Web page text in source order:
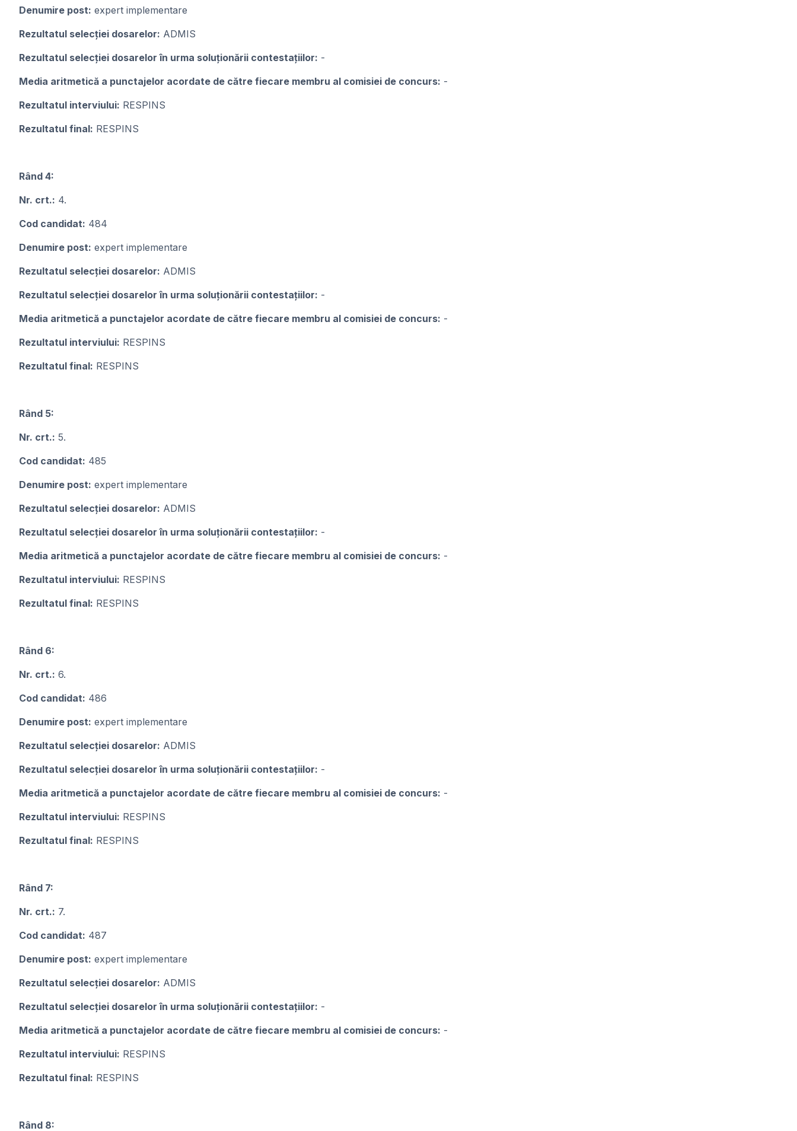
Denumire post: expert implementare
Rezultatul selecției dosarelor: ADMIS
Rezultatul selecției dosarelor în urma soluționării contestațiilor: -
Media aritmetică a punctajelor acordate de către fiecare membru al comisiei de concurs: -
Rezultatul interviului: RESPINS
Rezultatul final: RESPINS
Rând 4:
Nr. crt.: 4.
Cod candidat: 484
Denumire post: expert implementare
Rezultatul selecției dosarelor: ADMIS
Rezultatul selecției dosarelor în urma soluționării contestațiilor: -
Media aritmetică a punctajelor acordate de către fiecare membru al comisiei de concurs: -
Rezultatul interviului: RESPINS
Rezultatul final: RESPINS
Rând 5:
Nr. crt.: 5.
Cod candidat: 485
Denumire post: expert implementare
Rezultatul selecției dosarelor: ADMIS
Rezultatul selecției dosarelor în urma soluționării contestațiilor: -
Media aritmetică a punctajelor acordate de către fiecare membru al comisiei de concurs: -
Rezultatul interviului: RESPINS
Rezultatul final: RESPINS
Rând 6:
Nr. crt.: 6.
Cod candidat: 486
Denumire post: expert implementare
Rezultatul selecției dosarelor: ADMIS
Rezultatul selecției dosarelor în urma soluționării contestațiilor: -
Media aritmetică a punctajelor acordate de către fiecare membru al comisiei de concurs: -
Rezultatul interviului: RESPINS
Rezultatul final: RESPINS
Rând 7:
Nr. crt.: 7.
Cod candidat: 487
Denumire post: expert implementare
Rezultatul selecției dosarelor: ADMIS
Rezultatul selecției dosarelor în urma soluționării contestațiilor: -
Media aritmetică a punctajelor acordate de către fiecare membru al comisiei de concurs: -
Rezultatul interviului: RESPINS
Rezultatul final: RESPINS
Rând 8: